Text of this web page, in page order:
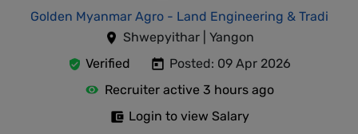
Golden Myanmar Agro - Land Engineering & Tradi
Shwepyithar | Yangon
Verified
Posted: 09 Apr 2026
Recruiter active 3 hours ago
Login to view Salary